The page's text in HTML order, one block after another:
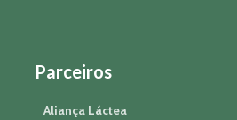
Parceiros
Aliança Láctea